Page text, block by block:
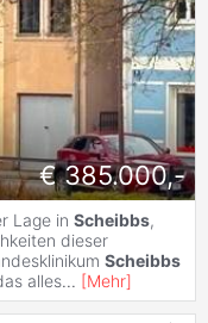
€ 385.000,-
Lage in Scheibbs,
dieser
Scheibbs
alles... [Mehr]